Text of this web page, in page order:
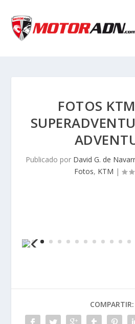
FOTOS
Publicado por David G. de
Fotos, KTM |
COMPARTIR: